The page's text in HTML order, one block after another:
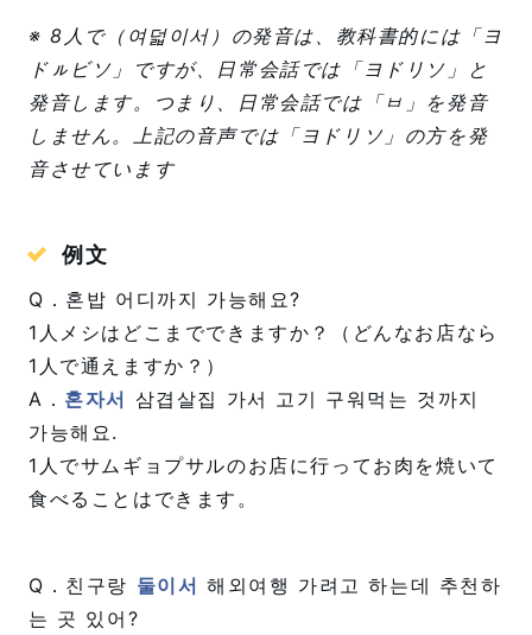
※ 8人で（여덟이서）の発音は、教科書的には「ヨ
ドㇽビソ」ですが、日常会話では「ヨドリソ」と
発音します。つまり、日常会話では「ㅂ」を発音
しません。上記の音声では「ヨドリソ」の方を発
音させています
例文
Q．혼밥 어디까지 가능해요?
1人メシはどこまでできますか？（どんなお店なら
1人で通えますか？）
A． 혼자서 삼겹살집 가서 고기 구워먹는 것까지
가능해요.
1人でサムギョプサルのお店に行ってお肉を焼いて
食べることはできます。
Q．친구랑 둘이서 해외여행 가려고 하는데 추천하
는 곳 있어?